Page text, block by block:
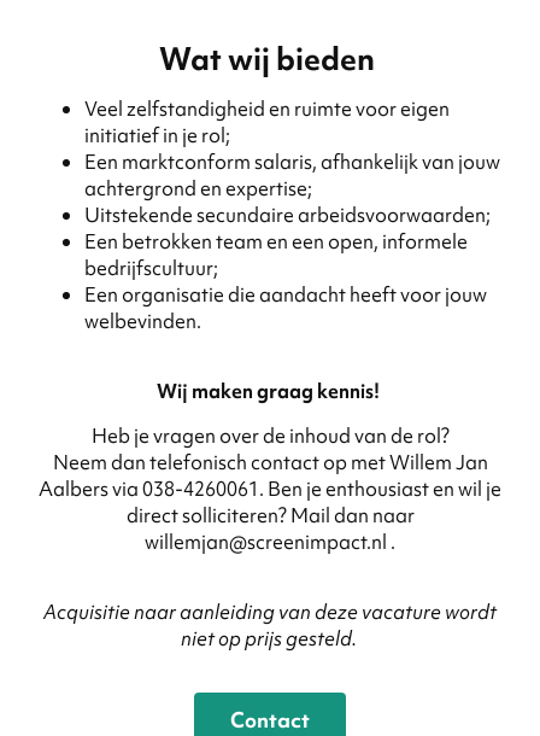
Wat wij bieden
Veel zelfstandigheid en ruimte voor eigen
initiatief in je rol;
Een marktconform salaris, afhankelijk van jouw
achtergrond en expertise;
Uitstekende secundaire arbeidsvoorwaarden;
Een betrokken team en een open, informele
bedrijfscultuur;
Een organisatie die aandacht heeft voor jouw
welbevinden.
Wij maken graag kennis!
Heb je vragen over de inhoud van de rol?
Neem dan telefonisch contact op met Willem Jan
Aalbers via 038-4260061. Ben je enthousiast en wil je
direct solliciteren? Mail dan naar
willemjan@screenimpact.nl .
Acquisitie naar aanleiding van deze vacature wordt
niet op prijs gesteld.
Contact